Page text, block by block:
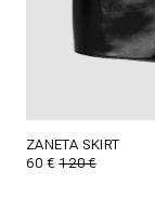
ZANETA SKIRT
60 €120 €